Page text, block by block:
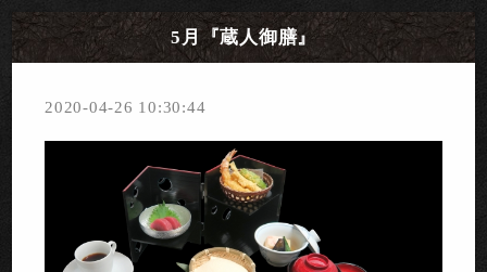
5月『蔵人御膳』
2020-04-26 10:30:44